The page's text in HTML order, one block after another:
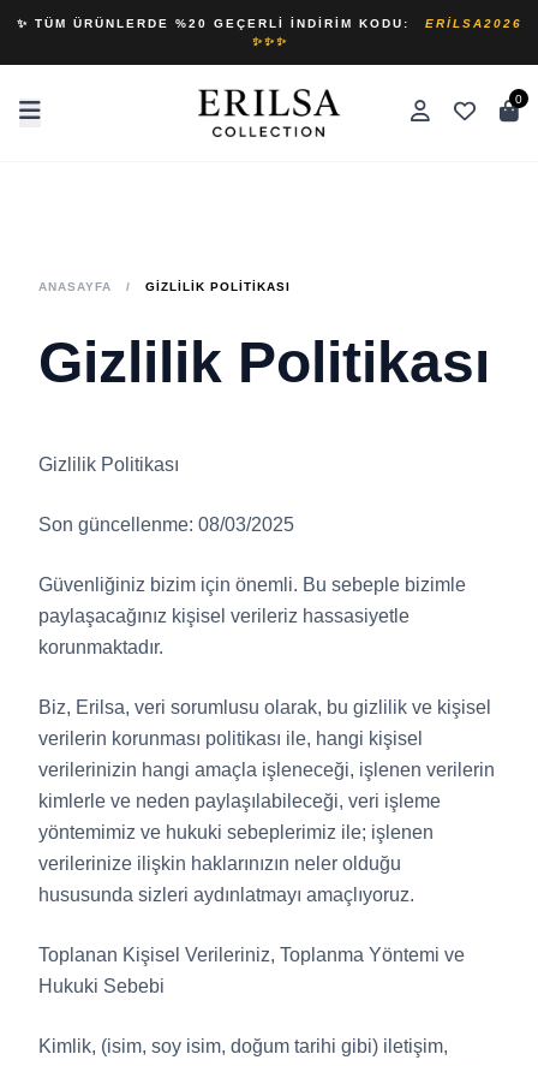
✨ TÜM ÜRÜNLERDE %20 GEÇERLI İNDIRIM KODU:
ERILSA2026
✨✨✨
0
ANASAYFA / GIZLILIK POLITIKASI
Gizlilik Politikası
Gizlilik Politikası
Son güncellenme: 08/03/2025
Güvenliğiniz bizim için önemli. Bu sebeple bizimle
paylaşacağınız kişisel verileriz hassasiyetle
korunmaktadır.
Biz, Erilsa, veri sorumlusu olarak, bu gizlilik ve kişisel
verilerin korunması politikası ile, hangi kişisel
verilerinizin hangi amaçla işleneceği, işlenen verilerin
kimlerle ve neden paylaşılabileceği, veri işleme
yöntemimiz ve hukuki sebeplerimiz ile; işlenen
verilerinize ilişkin haklarınızın neler olduğu
hususunda sizleri aydınlatmayı amaçlıyoruz.
Toplanan Kişisel Verileriniz, Toplanma Yöntemi ve
Hukuki Sebebi
Kimlik, (isim, soy isim, doğum tarihi gibi) iletişim,